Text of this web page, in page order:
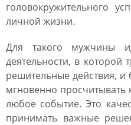
головокружительного
личной жизни.
Для такого мужчины
деятельности, в которой
решительные действия,
мгновенно просчитывать
любое событие. Это
принимать важные